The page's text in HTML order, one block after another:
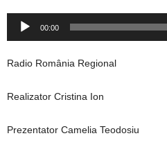
Player
00:00
Radio România Regional
Realizator Cristina Ion
Prezentator Camelia Teodosiu